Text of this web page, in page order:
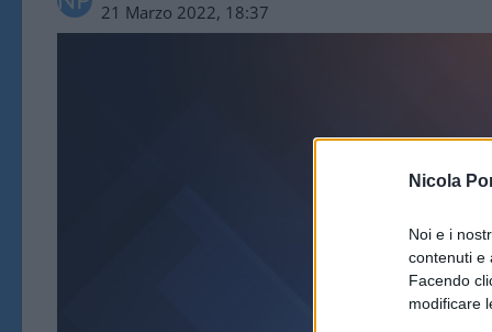
Nicola
Noi e i
contenuti e
Facendo
modificare
21 Marzo 2022, 18:37